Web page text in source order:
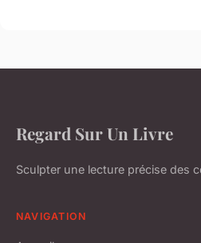
Regard Sur Un Livre
Sculpter une lecture précise des
NAVIGATION